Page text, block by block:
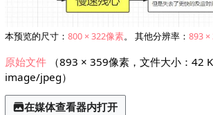
本预览的尺寸： 800 × 322像素。 其他分辨率： 893 ×
原始文件
（893 × 359像素，文件大小：42
image/jpeg）
在媒体查看器内打开